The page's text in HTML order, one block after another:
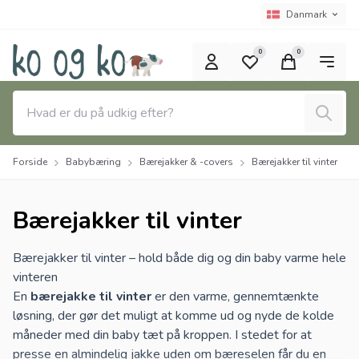
Sprogvælger
Nuværende
Danmark
Søg
0 0
Forside Babybæring Bærejakker & -covers Bærejakker til vinter
Bærejakker til vinter
Bærejakker til vinter – hold både dig og din baby varme hele
vinteren
En bærejakke til vinterer den varme, gennemtænkte
løsning, der gør det muligt at komme ud og nyde de kolde
måneder med din baby tæt på kroppen. I stedet for at
presse en almindelig jakke uden om bæreselen får du en